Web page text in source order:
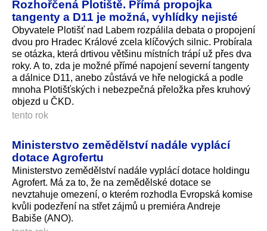
Rozhořčená Plotiště. Přímá propojka
tangenty a D11 je možná, vyhlídky nejisté
Obyvatele Plotišť nad Labem rozpálila debata o propojení
dvou pro Hradec Králové zcela klíčových silnic. Probírala
se otázka, která drtivou většinu místních trápí už přes dva
roky. A to, zda je možné přímé napojení severní tangenty
a dálnice D11, anebo zůstává ve hře nelogická a podle
mnoha Plotišťských i nebezpečná přeložka přes kruhový
objezd u ČKD.
tento rok
Ministerstvo zemědělství nadále vyplácí
dotace Agrofertu
Ministerstvo zemědělství nadále vyplácí dotace holdingu
Agrofert. Má za to, že na zemědělské dotace se
nevztahuje omezení, o kterém rozhodla Evropská komise
kvůli podezření na střet zájmů u premiéra Andreje
Babiše (ANO).